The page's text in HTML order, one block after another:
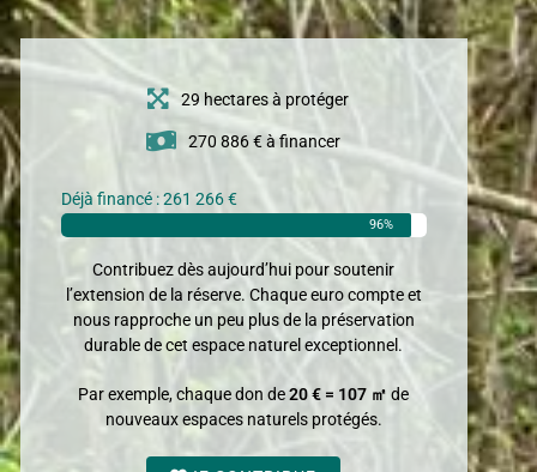
29 hectares à protéger
270 886 € à financer
Déjà financé : 261 266 €
96%
Contribuez dès aujourd’hui pour soutenir
l’extension de la réserve. Chaque euro compte et
nous rapproche un peu plus de la préservation
durable de cet espace naturel exceptionnel.
Par exemple, chaque don de20 € = 107 ㎡ de
nouveaux espaces naturels protégés.